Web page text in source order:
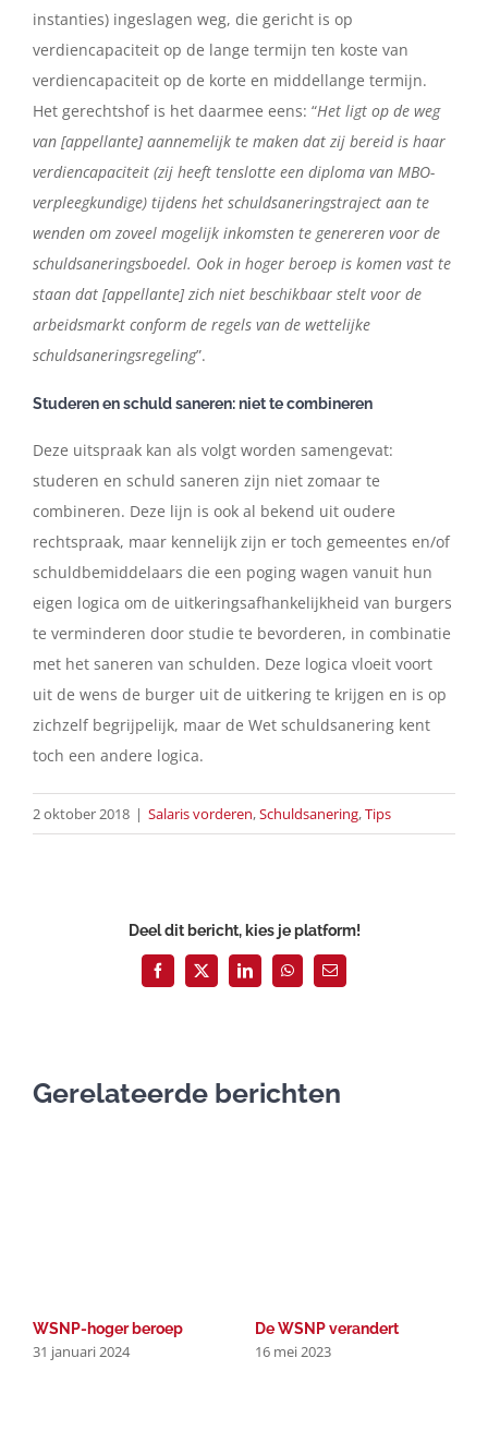
instanties) ingeslagen weg, die gericht is op
verdiencapaciteit op de lange termijn ten koste van
verdiencapaciteit op de korte en middellange termijn.
Het gerechtshof is het daarmee eens: “Het ligt op de weg
van [appellante] aannemelijk te maken dat zij bereid is haar
verdiencapaciteit (zij heeft tenslotte een diploma van MBO-
verpleegkundige) tijdens het schuldsaneringstraject aan te
wenden om zoveel mogelijk inkomsten te genereren voor de
schuldsaneringsboedel. Ook in hoger beroep is komen vast te
staan dat [appellante] zich niet beschikbaar stelt voor de
arbeidsmarkt conform de regels van de wettelijke
schuldsaneringsregeling”.
Studeren en schuld saneren: niet te combineren
Deze uitspraak kan als volgt worden samengevat:
studeren en schuld saneren zijn niet zomaar te
combineren. Deze lijn is ook al bekend uit oudere
rechtspraak, maar kennelijk zijn er toch gemeentes en/of
schuldbemiddelaars die een poging wagen vanuit hun
eigen logica om de uitkeringsafhankelijkheid van burgers
te verminderen door studie te bevorderen, in combinatie
met het saneren van schulden. Deze logica vloeit voort
uit de wens de burger uit de uitkering te krijgen en is op
zichzelf begrijpelijk, maar de Wet schuldsanering kent
toch een andere logica.
2 oktober 2018 | Salaris vorderen,Schuldsanering,Tips
Deel dit bericht, kies je platform!
Facebook
X LinkedInWhatsApp
E-
mail
Gerelateerde berichten
WSNP-hoger beroep
31 januari 2024
De WSNP verandert
16 mei 2023